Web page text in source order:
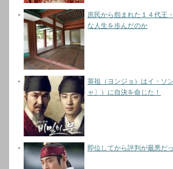
庶民から怨まれた１４代王
な人生を歩んだのか
英祖（ヨンジョ）はイ・ソ
ャ〕）に自決を命じた！
即位してから評判が最悪だ